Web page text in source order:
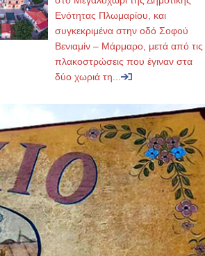
Ενότητας Πλωμαρίου, και
συγκεκριμένα στην οδό Σοφού
Βενιαμίν – Μάρμαρο, μετά από τις
πλακοστρώσεις που έγιναν στα
δύο χωριά τη...